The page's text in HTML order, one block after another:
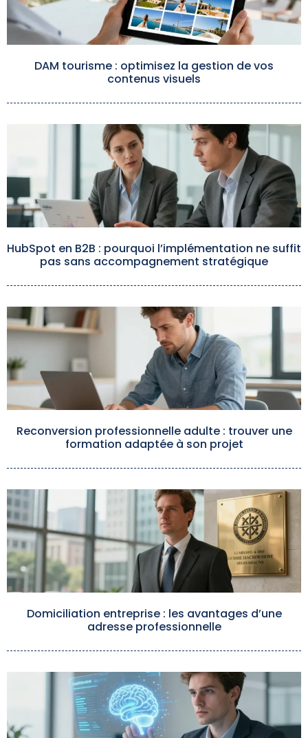
DAM tourisme : optimisez la gestion de vos
contenus visuels
HubSpot en B2B : pourquoi l’implémentation ne suffit
pas sans accompagnement stratégique
Reconversion professionnelle adulte : trouver une
formation adaptée à son projet
Domiciliation entreprise : les avantages d’une
adresse professionnelle